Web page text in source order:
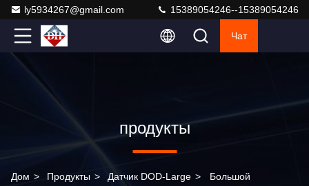
ly5934267@gmail.com 15389054246--15389054246
Чат
продукты
Дом > Продукты > Датчик DOD-Large > Большой